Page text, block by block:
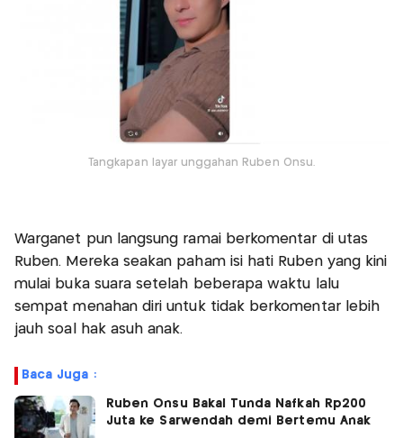
Tangkapan layar unggahan Ruben Onsu.
Warganet pun langsung ramai berkomentar di utas
Ruben. Mereka seakan paham isi hati Ruben yang kini
mulai buka suara setelah beberapa waktu lalu
sempat menahan diri untuk tidak berkomentar lebih
jauh soal hak asuh anak.
Baca Juga :
Ruben Onsu Bakal Tunda Nafkah Rp200
Juta ke Sarwendah demi Bertemu Anak